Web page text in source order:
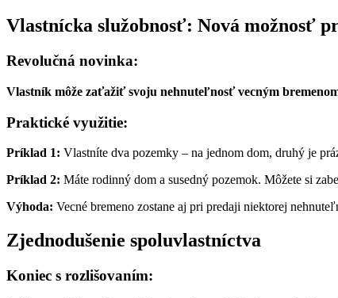
Vlastnícka služobnosť: Nová možnosť
Revolučná novinka:
Vlastník môže zaťažiť svoju nehnuteľnosť vecným
Praktické využitie:
Príklad 1: Vlastníte dva pozemky – na jednom dom, druhý je
Príklad 2: Máte rodinný dom a susedný pozemok. Môžete si
Výhoda: Vecné bremeno zostane aj pri predaji niektorej
Zjednodušenie spoluvlastníctva
Koniec s rozlišovaním: